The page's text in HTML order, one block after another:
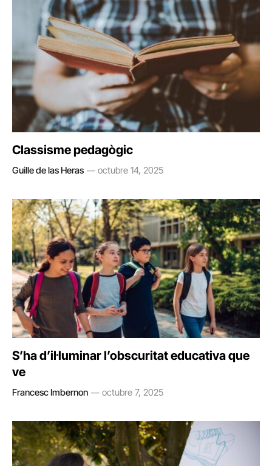
Classisme pedagògic
Guille de las Heras octubre 14, 2025
S’ha d’il·luminar l’obscuritat educativa que
ve
Francesc Imbernon octubre 7, 2025